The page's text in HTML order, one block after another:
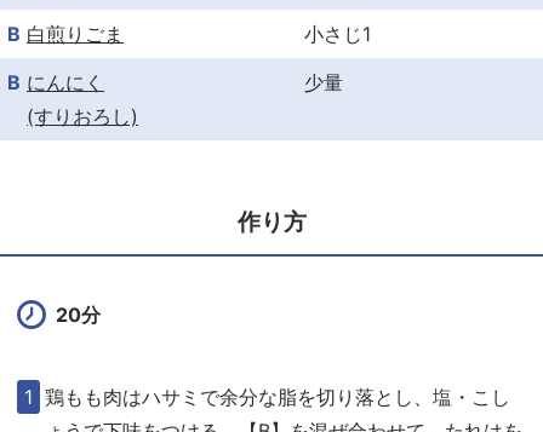
B 白煎りごま
小さじ1
B にんにく
(すりおろし)
少量
作り方
20分
鶏もも肉はハサミで余分な脂を切り落とし、塩・こし